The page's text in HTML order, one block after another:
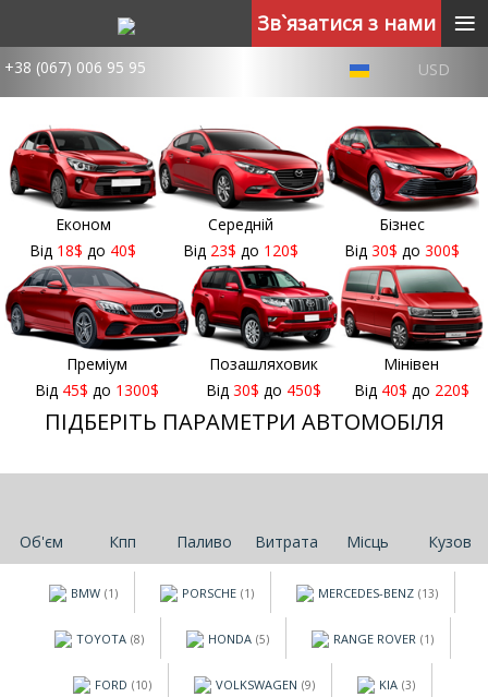
+38 (067) 006 95 95 USD
Економ
Від 18$ до 40$
Середній
Від 23$ до 120$
Бізнес
Від 30$ до 300$
Преміум
Від 45$ до 1300$
Позашляховик
Від30$ до 450$
Мінівен
Від 40$ до 220$
ПІДБЕРІТЬ ПАРАМЕТРИ АВТОМОБІЛЯ
Об'єм Кпп Паливо Витрата Місць Кузов
BMW (1) PORSCHE (1) MERCEDES-BENZ (13)
TOYOTA (8) HONDA (5) RANGE ROVER (1)
FORD (10) VOLKSWAGEN (9) KIA (3)
Зв`язатися з нами ≡